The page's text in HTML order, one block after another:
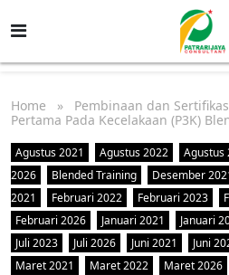
Home » Pembinaan dan
Pertama Pada Kecelakaan (P3K)
Agustus 2021 Agustus 2022 Agustus
2026
Blended Training Desember
2021
Februari 2022 Februari 2023
Februari 2026
Januari 2021 Januari
Juli 2023
Juli 2026 Juni 2021 Juni
Maret 2021
Maret 2022 Maret 2026